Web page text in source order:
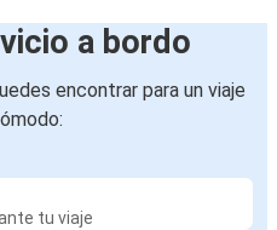
a bordo
encontrar para un viaje
tu viaje